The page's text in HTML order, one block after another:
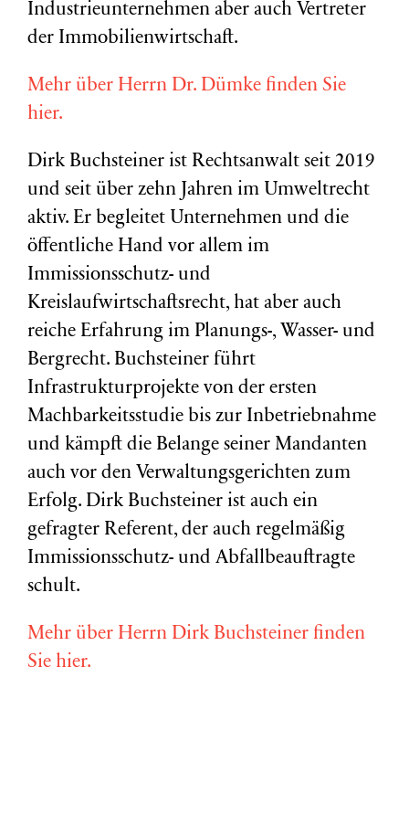
Industrieunternehmen aber auch Vertreter
der Immobilienwirtschaft.
Mehr über Herrn Dr. Dümke finden Sie
hier.
Dirk Buchsteiner ist Rechtsanwalt seit 2019
und seit über zehn Jahren im Umweltrecht
aktiv. Er begleitet Unternehmen und die
öffentliche Hand vor allem im
Immissionsschutz- und
Kreislaufwirtschaftsrecht, hat aber auch
reiche Erfahrung im Planungs-, Wasser- und
Bergrecht. Buchsteiner führt
Infrastrukturprojekte von der ersten
Machbarkeitsstudie bis zur Inbetriebnahme
und kämpft die Belange seiner Mandanten
auch vor den Verwaltungsgerichten zum
Erfolg. Dirk Buchsteiner ist auch ein
gefragter Referent, der auch regelmäßig
Immissionsschutz- und Abfallbeauftragte
schult.
Mehr über Herrn Dirk Buchsteiner finden
Sie hier.